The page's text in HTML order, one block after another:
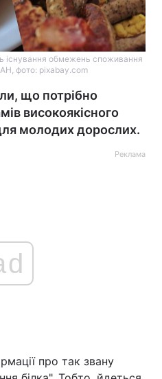
існування обмежень споживання
фото: pixabay.com
що потрібно
високоякісного
молодих дорослих.
Реклама
про так звану